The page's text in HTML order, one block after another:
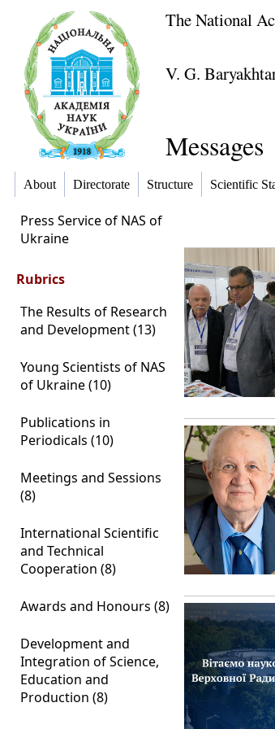
The National
V. G.
Messages
About Directorate Structure Scientific
Press Service of NAS of
Ukraine
Rubrics
The Results of Research
and Development (13)
Young Scientists of NAS
of Ukraine (10)
Publications in
Periodicals (10)
Meetings and Sessions
(8)
International Scientific
and Technical
Cooperation (8)
Awards and Honours (8)
Development and
Integration of Science,
Education and
Production (8)